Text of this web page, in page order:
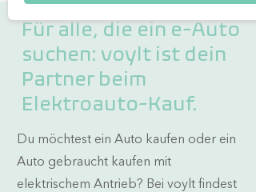
Für alle, die ein e-Auto
suchen: voylt ist dein
Partner beim
Elektroauto-Kauf.
Du möchtest ein Auto kaufen oder ein
Auto gebraucht kaufen mit
elektrischem Antrieb? Bei voylt findest